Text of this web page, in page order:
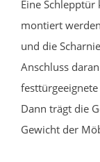
Eine
montiert
und die
Anschluss
Dann trägt die
Gewicht der